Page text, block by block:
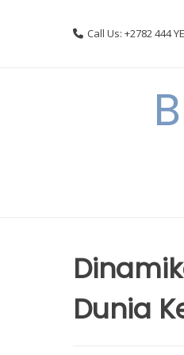
Call Us: +2782 444
Dunia